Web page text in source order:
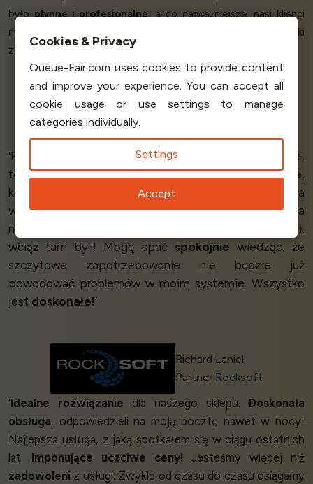
byłopłynne i profesjonalne, a co najważniejsze, nasi klienci
mieli
, jaki
zapewnia Queue-Fair.’
Rachel R - Manager
‘Poza samym systemem, który działa bardzo dobrze,
to co wyróżnia Queue-Fair spośród innych toludzie,
którzy za nim stoją. Byli tam, aby odpowiedzieć na
wszystkie moje pytania,pomóc miw implementacji, a
nawet kiedy byłem gotowy do rozpoczęcia produkcji,
wciąż tam byli! Mogę spać spokojnie wiedząc, że
szczytowe zapotrzebowanie nie będzie już
powodować problemów w moim systemie. Wszystko
jest doskonałe!’
Richard Laniel
Partner Rocksoft
‘Idealne rozwiązanie dla naszego sklepu. Doskonała
obsługa, odpowiedzieli na moją pocztę nawet w nocy!
Najlepsza usługa, z jaką spotkałem się w ciągu ostatnich
lat. Imponujące uczciwe ceny! Jesteśmy więcej niż
zadowoleni z usługi. Zwykle od czasu do czasu osiągamy
Cookies & Privacy
Queue-Fair.com uses cookies to provide content
and improve your experience. You can accept all
cookie usage or use settings to manage
categories individually.
Settings
Accept